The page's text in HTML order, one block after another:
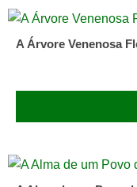
A Árvore Venenosa